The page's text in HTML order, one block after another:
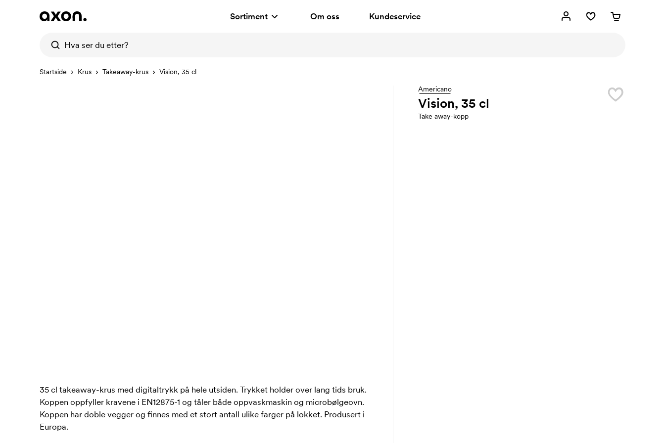
Sortiment Om oss Kundeservice
Startside Krus Takeaway-krus
Vision, 35 cl
Americano
Vision, 35 cl
Take away-kopp
35 cl takeaway-krus med digitaltrykk på hele utsiden. Trykket holder over lang tids bruk.
Koppen oppfyller kravene i EN12875-1 og tåler både oppvaskmaskin og microbølgeovn.
Koppen har doble vegger og finnes med et stort antall ulike farger på lokket. Produsert i
Europa.